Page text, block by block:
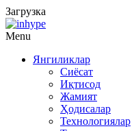
Загрузка
Menu
Янгиликлар
Сиёсат
Иқтисод
Жамият
Ҳодисалар
Технологиялар